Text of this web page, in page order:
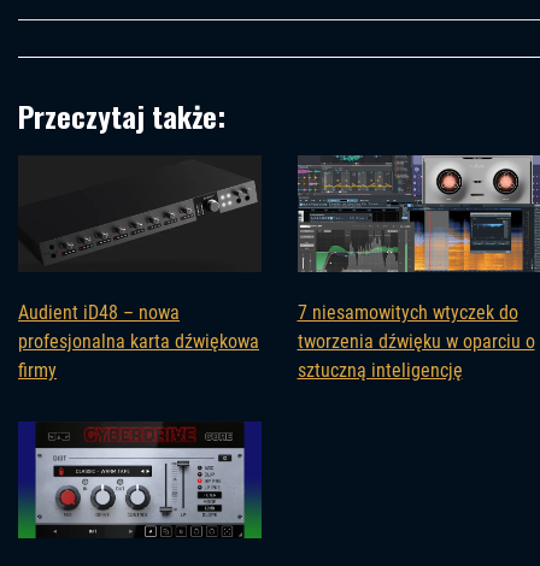
Przeczytaj także:
Audient iD48 – nowa
profesjonalna karta dźwiękowa
firmy
7 niesamowitych wtyczek do
tworzenia dźwięku w oparciu o
sztuczną inteligencję